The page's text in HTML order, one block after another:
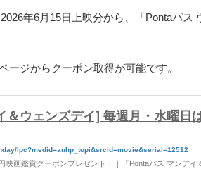
2026年6月15日上映分から、「Pontaパ
ージからクーポン取得が可能です。
＆ウェンズデイ] 毎週月・水曜日
lpc?medid=auhp_topi&srcid=movie&serial=12512
映画鑑賞クーポンプレゼント！｜「Pontaパス マンデ